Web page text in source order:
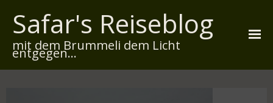
Safar's Reiseblog
mit dem Brummeli dem Licht
entgegen...